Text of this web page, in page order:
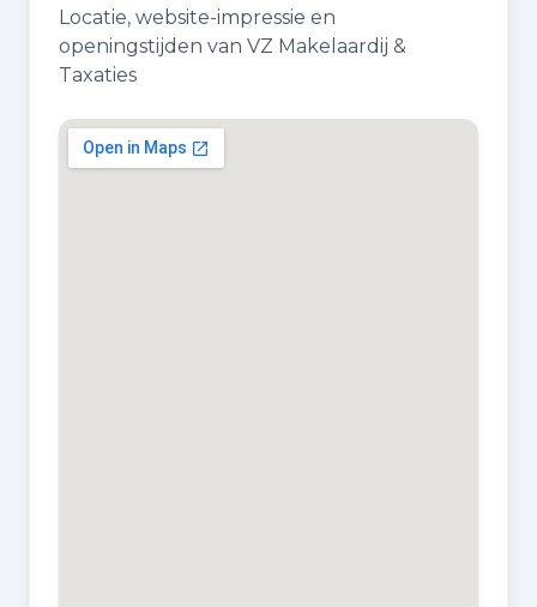
Locatie, website-impressie en
openingstijden van VZ Makelaardij &
Taxaties